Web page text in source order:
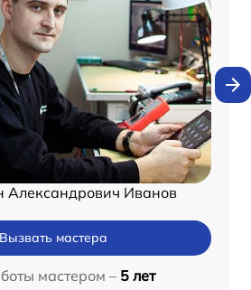
Александрович Иванов
Вызвать мастера
мастером – 5 лет